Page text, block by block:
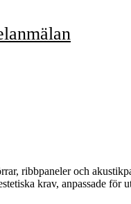
ribbpaneler och
krav, anpassade för